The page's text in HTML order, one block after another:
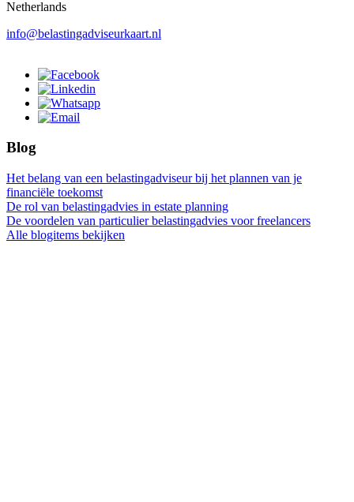
Netherlands
info@belastingadviseurkaart.nl
Blog
Het belang van een belastingadviseur bij het plannen van je
financiële toekomst
De rol van belastingadvies in estate planning
De voordelen van particulier belastingadvies voor freelancers
Alle blogitems bekijken